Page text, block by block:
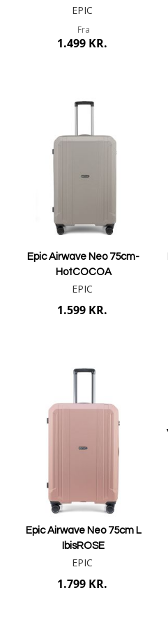
EPIC
Fra
1.499 KR.
Epic Airwave Neo 75cm-
HotCOCOA
EPIC
1.599 KR.
Epic Airwave Neo 75cm L
IbisROSE
EPIC
1.799 KR.